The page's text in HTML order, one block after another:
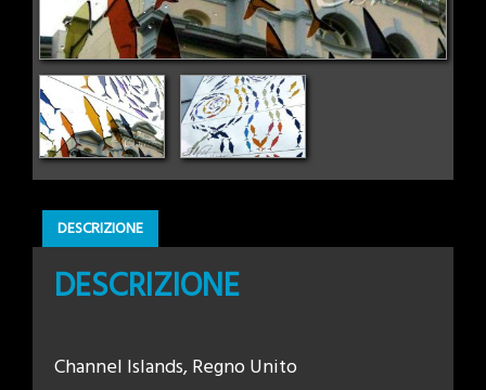
DESCRIZIONE
DESCRIZIONE
Channel Islands, Regno Unito